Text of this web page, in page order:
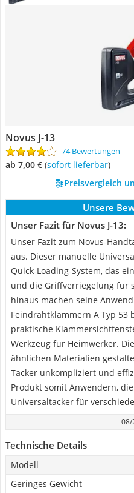
Novus J-13
74 Bewertungen
ab 7,00 € ( Sofort lieferbar)
Preisvergleich
Unsere
Unser Fazit für Novus J-13:
Unser Fazit zum Novus-
aus. Dieser manuelle
Quick-Loading-System, das
und die Griffverriegelung für
hinaus machen seine
Feindrahtklammern A Typ 53
praktische
Werkzeug für Heimwerker.
ähnlichen Materialien
Tacker unkompliziert und
Produkt somit Anwendern,
Universaltacker für
08/
Technische Details
Modell
Geringes Gewicht